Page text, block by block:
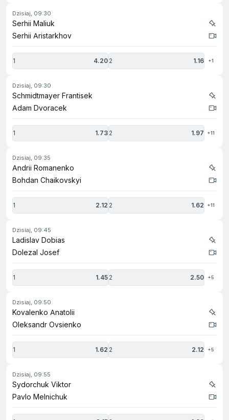
dzisiaj, 09:30
Serhii Maliuk
Serhii Aristarkhov
1 4.20 2 1.16 +1
dzisiaj, 09:30
Schmidtmayer Frantisek
Adam Dvoracek
1 1.73 2 1.97 +11
dzisiaj, 09:35
Andrii Romanenko
Bohdan Chaikovskyi
1 2.12 2 1.62 +11
dzisiaj, 09:45
Ladislav Dobias
Dolezal Josef
1 1.45 2 2.50 +5
dzisiaj, 09:50
Kovalenko Anatolii
Oleksandr Ovsienko
1 1.62 2 2.12 +5
dzisiaj, 09:55
Sydorchuk Viktor
Pavlo Melnichuk